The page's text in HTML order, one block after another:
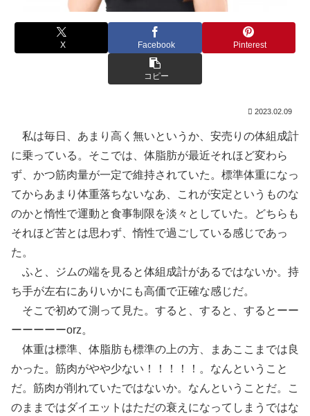
X Facebook Pinterest
コピー
2023.02.09
私は毎日、あまり高く無いというか、安売りの体組成計
に乗っている。そこでは、体脂肪が最近それほど変わら
ず、かつ筋肉量が一定で維持されていた。標準体重になっ
てからあまり体重落ちないなあ、これが安定というものな
のかと惰性で運動と食事制限を淡々としていた。どちらも
それほど苦とは思わず、惰性で過ごしている感じであっ
た。
ふと、ジムの端を見ると体組成計があるではないか。持
ち手が左右にありいかにも高価で正確な感じだ。
そこで初めて測って見た。すると、すると、するとーー
ーーーーーorz。
体重は標準、体脂肪も標準の上の方、まあここまでは良
かった。筋肉がやや少ない！！！！！。なんということ
だ。筋肉が削れていたではないか。なんということだ。こ
のままではダイエットはただの衰えになってしまうではな